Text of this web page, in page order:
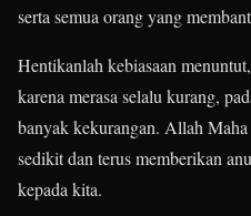
serta semua orang yang
Hentikanlah kebiasaan
karena merasa selalu kurang,
banyak kekurangan. Allah
sedikit dan terus memberikan
kepada kita.